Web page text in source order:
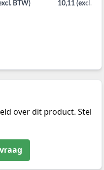
BTW) 10,11 (excl.
over dit product. Stel